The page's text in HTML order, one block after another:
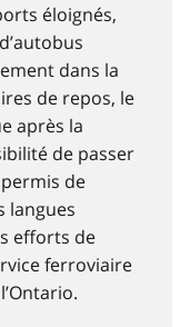
éloignés,
dans la
de repos, le
après la
de passer
de
langues
efforts de
ferroviaire